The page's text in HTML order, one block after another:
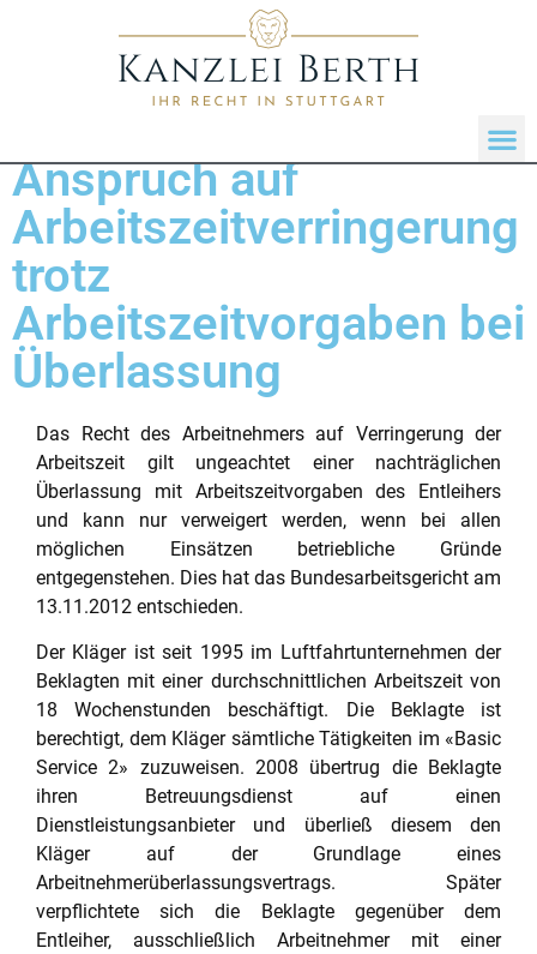
Anspruch auf
Arbeitszeitverringerung
trotz
Arbeitszeitvorgaben bei
Überlassung
Das Recht des Arbeitnehmers auf Verringerung der
Arbeitszeit gilt ungeachtet einer nachträglichen
Überlassung mit Arbeitszeitvorgaben des Entleihers
und kann nur verweigert werden, wenn bei allen
möglichen Einsätzen betriebliche Gründe
entgegenstehen. Dies hat das Bundesarbeitsgericht am
13.11.2012 entschieden.
Der Kläger ist seit 1995 im Luftfahrtunternehmen der
Beklagten mit einer durchschnittlichen Arbeitszeit von
18 Wochenstunden beschäftigt. Die Beklagte ist
berechtigt, dem Kläger sämtliche Tätigkeiten im «Basic
Service 2» zuzuweisen. 2008 übertrug die Beklagte
ihren Betreuungsdienst auf einen
Dienstleistungsanbieter und überließ diesem den
Kläger auf der Grundlage eines
Arbeitnehmerüberlassungsvertrags. Später
verpflichtete sich die Beklagte gegenüber dem
Entleiher, ausschließlich Arbeitnehmer mit einer